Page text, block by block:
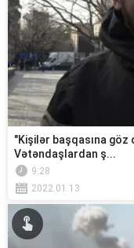
"Kişilər başqasına
Vətəndaşlardan ş...
9:28
2022.01.13